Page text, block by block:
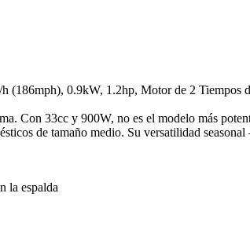
0.9kW, 1.2hp, Motor de 2 Tiempos
Con 33cc y 900W, no es el modelo más
de tamaño medio. Su versatilidad
la espalda